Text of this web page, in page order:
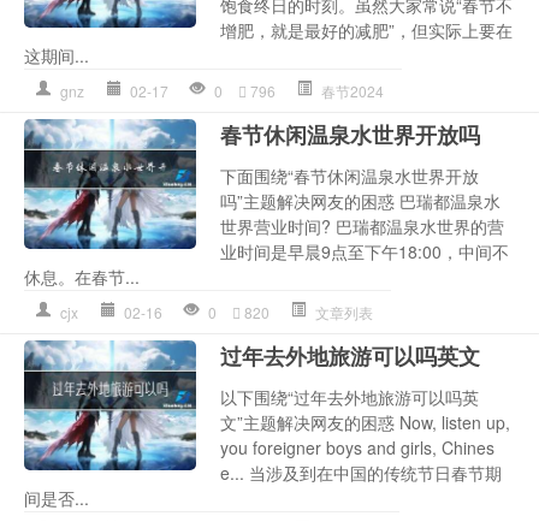
饱食终日的时刻。虽然大家常说“春节不
增肥，就是最好的减肥”，但实际上要在
这期间...
gnz 02-17 0 796 春节2024
春节休闲温泉水世界开放吗
下面围绕“春节休闲温泉水世界开放
吗”主题解决网友的困惑 巴瑞都温泉水
世界营业时间? 巴瑞都温泉水世界的营
业时间是早晨9点至下午18:00，中间不
休息。在春节...
cjx 02-16 0 820 文章列表
过年去外地旅游可以吗英文
以下围绕“过年去外地旅游可以吗英
文”主题解决网友的困惑 Now, listen up,
you foreigner boys and girls, Chines
e... 当涉及到在中国的传统节日春节期
间是否...